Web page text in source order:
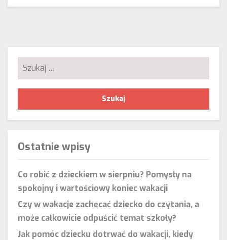
Szukaj:
Ostatnie wpisy
Co robić z dzieckiem w sierpniu? Pomysły na
spokojny i wartościowy koniec wakacji
Czy w wakacje zachęcać dziecko do czytania, a
może całkowicie odpuścić temat szkoły?
Jak pomóc dziecku dotrwać do wakacji, kiedy